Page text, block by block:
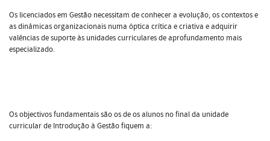
Os licenciados em Gestão necessitam de conhecer a evolução, os contextos e
as dinâmicas organizacionais numa óptica crítica e criativa e adquirir
valências de suporte às unidades curriculares de aprofundamento mais
especializado.
Os objectivos fundamentais são os de os alunos no final da unidade
curricular de Introdução à Gestão fiquem a: